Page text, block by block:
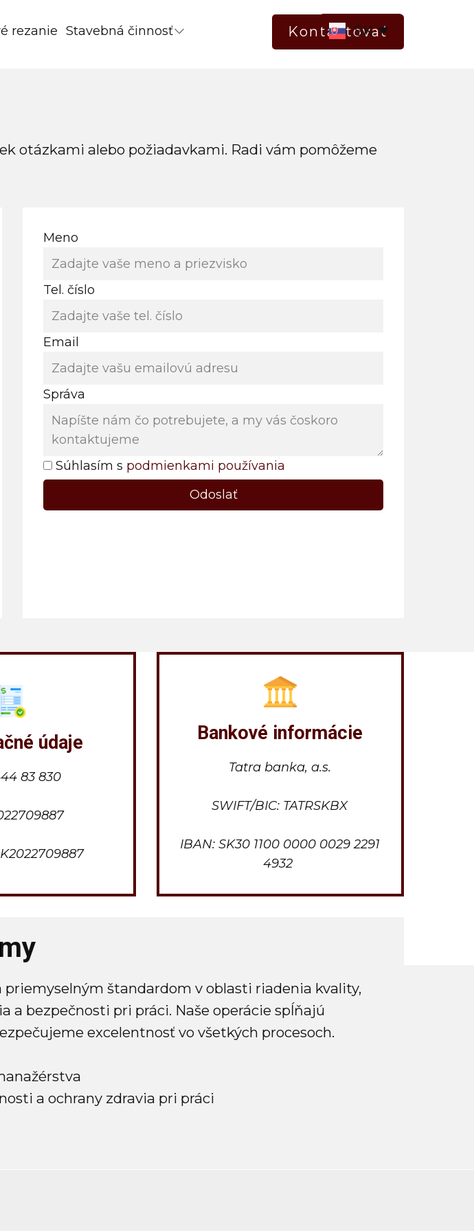
rezanie Stavebná činnosť Kontaktovať
otázkami alebo požiadavkami. Radi vám pomôžeme
Meno
Tel. číslo
Email
Správa
Súhlasím s podmienkami používania
Odoslať
údaje
83 830
Bankové informácie
Tatra banka, a.s.
SWIFT/BIC: TATRSKBX
IBAN: SK30 1100 0000 0029 2291
4932
priemyselným štandardom v oblasti riadenia kvality,
a bezpečnosti pri práci. Naše operácie spĺňajú
excelentnosť vo všetkých procesoch.
a ochrany zdravia pri práci